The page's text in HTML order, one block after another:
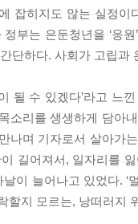
잡히지도 않는 실정이
부는 은둔청년을 ‘응
단하다. 사회가 고립
될 수 있겠다’라고
소리를 생생하게 담아
나며 기자로서 살아가
길어져서, 일자리를
이 늘어나고 있었다.
할지 모르는, 낭떠러지